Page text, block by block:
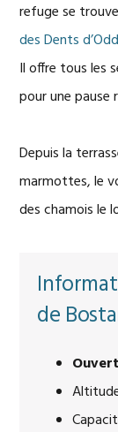
refuge se
des Dents
Il offre tous les
pour une pause
Depuis la
marmottes, le
des chamois le
de